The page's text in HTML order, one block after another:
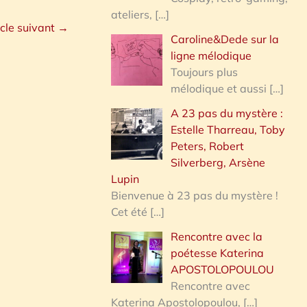
suivant →
ateliers, […]
Caroline&Dede sur la
ligne mélodique
Toujours plus
mélodique et aussi […]
A 23 pas du mystère :
Estelle Tharreau, Toby
Peters, Robert
Silverberg, Arsène
Lupin
Bienvenue à 23 pas du mystère !
Cet été […]
Rencontre avec la
poétesse Katerina
APOSTOLOPOULOU
Rencontre avec
Katerina Apostolopoulou, […]